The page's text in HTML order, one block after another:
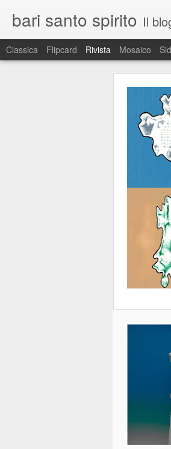
bari santo spirito Il
Classica Flipcard Rivista Mosaico